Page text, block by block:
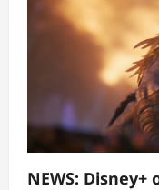
NEWS: